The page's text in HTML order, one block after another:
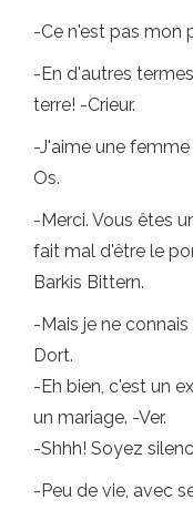
-Ce n'est pas mon
-En d'autres
terre! -Crieur.
-J'aime une
Os.
-Merci. Vous êtes
fait mal d'être le
Barkis Bittern.
-Mais je ne
Dort.
-Eh bien, c'est un
un mariage. -Ver.
-Shhh! Soyez
-Peu de vie, avec